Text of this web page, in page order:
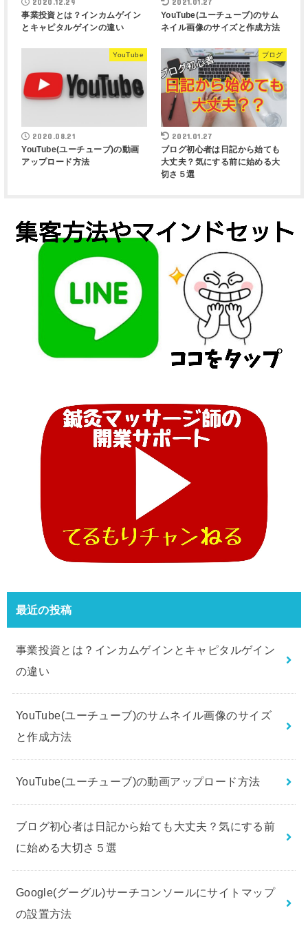
事業投資とは？インカムゲイン
とキャピタルゲインの違い
YouTube(ユーチューブ)のサム
ネイル画像のサイズと作成方法
YouTube
2020.08.21
YouTube(ユーチューブ)の動画
アップロード方法
ブログ
2021.01.27
ブログ初心者は日記から始ても
大丈夫？気にする前に始める大
切さ５選
最近の投稿
事業投資とは？インカムゲインとキャピタルゲイン
の違い
YouTube(ユーチューブ)のサムネイル画像のサイズ
と作成方法
YouTube(ユーチューブ)の動画アップロード方法
ブログ初心者は日記から始ても大丈夫？気にする前
に始める大切さ５選
Google(グーグル)サーチコンソールにサイトマップ
の設置方法